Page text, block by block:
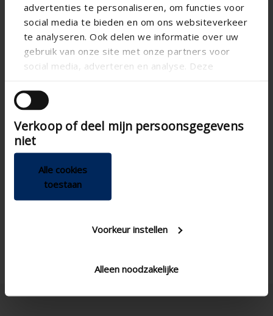
advertenties te personaliseren, om functies voor
social media te bieden en om ons websiteverkeer
te analyseren. Ook delen we informatie over uw
gebruik van onze site met onze partners voor
social media, adverteren en analyse. Deze
andere informatie die u aan ze heeft verstrekt of
die ze hebben verzameld op basis van uw gebruik
van hun services.
Verkoop of deel mijn persoonsgegevens
niet
Alle cookies
toestaan
Voorkeur instellen
Alleen noodzakelijke